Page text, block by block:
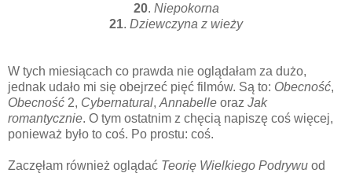
20. Niepokorna
21. Dziewczyna z wieży
W tych miesiącach co prawda nie oglądałam za dużo,
jednak udało mi się obejrzeć pięć filmów. Są to: Obecność,
Obecność 2, Cybernatural, Annabelle oraz Jak
romantycznie. O tym ostatnim z chęcią napiszę coś więcej,
ponieważ było to coś. Po prostu: coś.
Zaczęłam również oglądać Teorię Wielkiego Podrywu od